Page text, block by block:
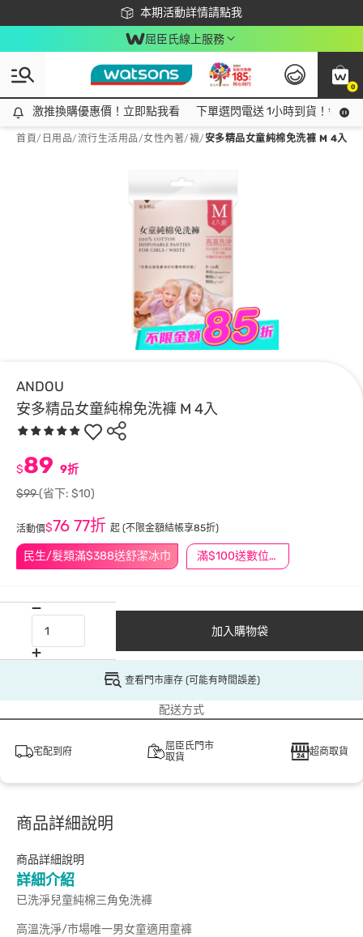
本期活動詳情請點我
下載app最高回饋$350
屈臣氏線上服務
0
激推換購優惠價！立即點我看
激推換購優惠價！立即點我看 下單選閃電送 1小時到貨！領神
首頁/ 日用品/流行生活用品/女性內著/襪/安多精品女童純棉免洗褲 M 4入
ANDOU
安多精品女童純棉免洗褲 M 4入
民生/髮類滿$388送舒潔冰巾 滿$100送數位印花
$89 9折
$99(省下: $10)
活動價$76 77折 起 (不限金額結帳享85折)
加入購物袋
查看門市庫存 (可能有時間誤差)
配送方式
宅配到府
屈臣氏門市
取貨
超商取貨
商品詳細說明
商品詳細說明
詳細介紹
已洗淨兒童純棉三角免洗褲
高溫洗淨/市場唯一男女童適用童褲